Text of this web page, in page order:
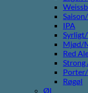
IPA
Mjød/
Red
Strong
Røgøl
Øl